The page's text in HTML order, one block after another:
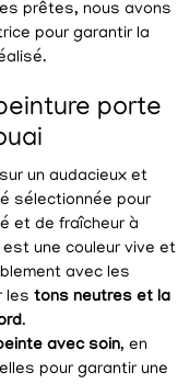
prêtes, nous avons
pour garantir la
porte
un audacieux et
sélectionnée pour
et de fraîcheur à
une couleur vive et
avec les
les tons neutres et la
.
avec soin, en
pour garantir une